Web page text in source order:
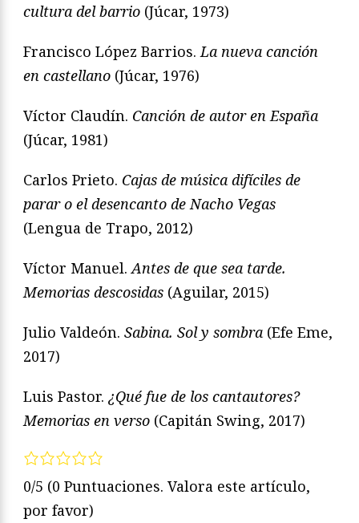
cultura del barrio (Júcar, 1973)
Francisco López Barrios.La nueva canción
en castellano (Júcar, 1976)
Víctor Claudín. Canción de autor en España
(Júcar, 1981)
Carlos Prieto. Cajas de música difíciles de
parar o el desencanto de Nacho Vegas
(Lengua de Trapo, 2012)
Víctor Manuel.Antes de que sea tarde.
Memorias descosidas (Aguilar, 2015)
Julio Valdeón. Sabina. Sol y sombra (Efe Eme,
2017)
Luis Pastor. ¿Qué fue de los cantautores?
Memorias en verso (Capitán Swing, 2017)
0/5 (0 Puntuaciones. Valora este artículo,
por favor)